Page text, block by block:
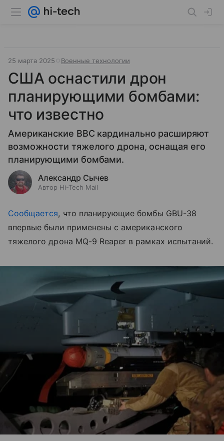
25 марта 2025 Военные технологии
США оснастили дрон
планирующими бомбами:
что известно
Американские ВВС кардинально расширяют
возможности тяжелого дрона, оснащая его
планирующими бомбами.
Александр Сычев
Автор Hi-Tech Mail
Сообщается, что планирующие бомбы GBU-38
впервые были применены с американского
тяжелого дрона MQ-9 Reaper в рамках испытаний.